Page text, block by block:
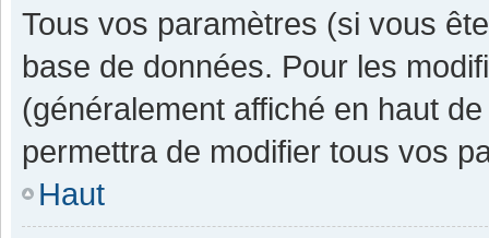
Tous vos paramètres (si vous
base de données. Pour les
(généralement affiché en haut
permettra de modifier tous vos
Haut